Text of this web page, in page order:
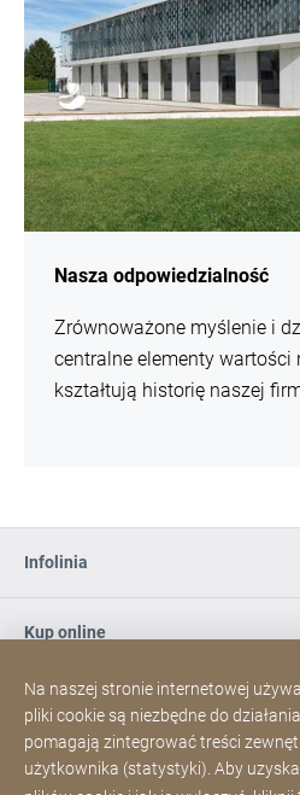
Nasza odpowiedzialność
Zrównoważone myślenie i
centralne elementy wartości
kształtują historię naszej
Infolinia
Kup online
Zapisz się do naszego newslettera
Media społecznościowe
Na naszej stronie internetowej
pliki cookie są niezbędne do
pomagają zintegrować treści
użytkownika (statystyki). Aby